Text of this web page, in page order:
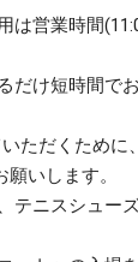
営業時間
け短時間でお
ただくために
いします。
テニスシュー